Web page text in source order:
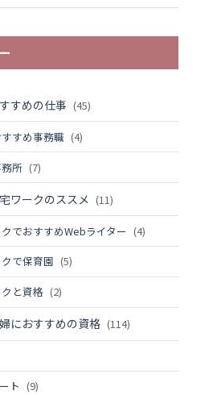
すめの仕事 (45)
すめ事務職 (4)
所 (7)
ワークのススメ (11)
でおすすめWebライター (4)
で保育園 (5)
と資格 (2)
におすすめの資格 (114)
ト (9)